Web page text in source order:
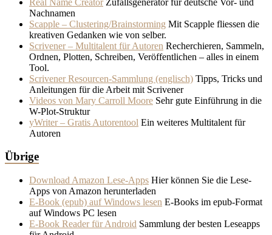
Nachnamen
Scapple – Clustering/Brainstorming Mit Scapple fliessen die
kreativen Gedanken wie von selber.
Scrivener – Multitalent für Autoren Recherchieren, Sammeln,
Ordnen, Plotten, Schreiben, Veröffentlichen – alles in einem
Tool.
Scrivener Resourcen-Sammlung (englisch) Tipps, Tricks und
Anleitungen für die Arbeit mit Scrivener
Videos von Mary Carroll Moore Sehr gute Einführung in die
W-Plot-Struktur
yWriter – Gratis Autorentool Ein weiteres Multitalent für
Autoren
Übrige
Download Amazon Lese-Apps Hier können Sie die Lese-
Apps von Amazon herunterladen
E-Book (epub) auf Windows lesen E-Books im epub-Format
auf Windows PC lesen
E-Book Reader für Android Sammlung der besten Leseapps